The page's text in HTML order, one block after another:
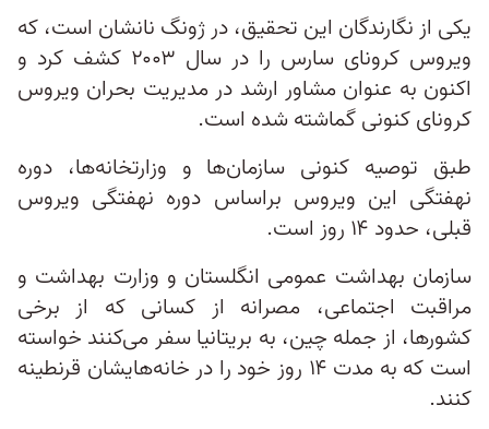
یکی از نگارندگان این تحقیق، در ژونگ نانشان است، که
ویروس کرونای سارس را در سال ۲۰۰۳ کشف کرد و
اکنون به عنوان مشاور ارشد در مدیریت بحران ویروس
کرونای کنونی گماشته شده است.
طبق توصیه کنونی سازمان‌ها و وزارتخانه‌ها، دوره
نهفتگی این ویروس براساس دوره نهفتگی ویروس
قبلی، حدود ۱۴ روز است.
سازمان بهداشت عمومی انگلستان و وزارت بهداشت و
مراقبت اجتماعی، مصرانه از کسانی که از برخی
کشورها، از جمله چین، به بریتانیا سفر می‌کنند خواسته
است که به مدت ۱۴ روز خود را در خانه‌هایشان قرنطینه
کنند.